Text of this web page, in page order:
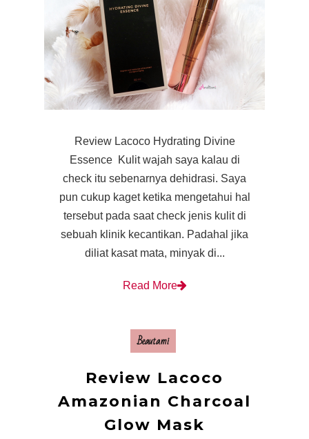
Review Lacoco Hydrating Divine
Essence Kulit wajah saya kalau di
check itu sebenarnya dehidrasi. Saya
pun cukup kaget ketika mengetahui hal
tersebut pada saat check jenis kulit di
sebuah klinik kecantikan. Padahal jika
diliat kasat mata, minyak di...
Read More
Beautami
Review Lacoco
Amazonian Charcoal
Glow Mask